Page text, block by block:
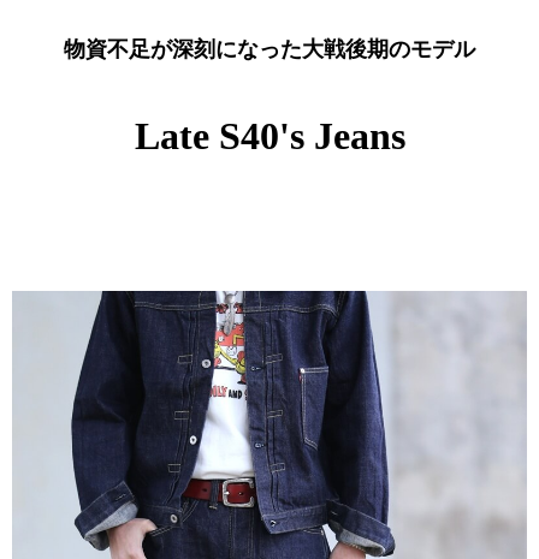
物資不足が深刻になった大戦後期のモデル
Late S40's Jeans